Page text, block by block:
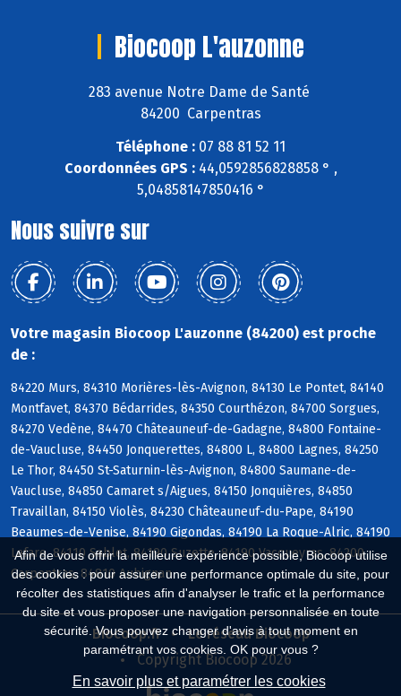
Afin de vous offrir la meilleure expérience possible, Biocoop utilise
des cookies : pour assurer une performance optimale du site, pour
récolter des statistiques afin d'analyser le trafic et la performance
du site et vous proposer une navigation personnalisée en toute
sécurité. Vous pouvez changer d'avis à tout moment en
paramétrant vos cookies. OK pour vous ?
En savoir plus et paramétrer les cookies
Biocoop L'auzonne
283 avenue Notre Dame de Santé
84200 Carpentras
Téléphone : 07 88 81 52 11
Coordonnées GPS :44,0592856828858 ° ,
5,04858147850416 °
Nous suivre sur
Votre magasin Biocoop L'auzonne (84200) est proche
de :
84220 Murs, 84310 Morières-lès-Avignon, 84130 Le Pontet, 84140
Montfavet, 84370 Bédarrides, 84350 Courthézon, 84700 Sorgues,
84270 Vedène, 84470 Châteauneuf-de-Gadagne, 84800 Fontaine-
de-Vaucluse, 84450 Jonquerettes, 84800 L, 84800 Lagnes, 84250
Le Thor, 84450 St-Saturnin-lès-Avignon, 84800 Saumane-de-
Vaucluse, 84850 Camaret s/Aigues, 84150 Jonquières, 84850
Travaillan, 84150 Violès, 84230 Châteauneuf-du-Pape, 84190
Beaumes-de-Venise, 84190 Gigondas, 84190 La Roque-Alric, 84190
Lafare, 84110 Sablet, 84190 Suzette, 84190 Vacqueyras, 84200
Carpentras, 84810 Aubignan
Biocoop.fr
Le réseau Biocoop
Copyright Biocoop 2026